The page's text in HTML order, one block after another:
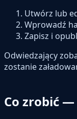
Utwórz lub
Wprowadź
Zapisz i
Odwiedzający
zostanie
Co zrobić —